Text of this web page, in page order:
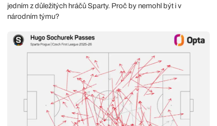
jedním z důležitých hráčů Sparty. Proč by nemohl být i v
národním týmu?